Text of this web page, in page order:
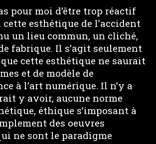
pour moi d’être trop réactif
esthétique de l’accident
un lieu commun, un cliché,
fabrique. Il s’agit seulement
cette esthétique ne saurait
et de modèle de
à l’art numérique. Il n’y a
y avoir, aucune norme
éthique s’imposant à
des oeuvres
ne sont le paradigme